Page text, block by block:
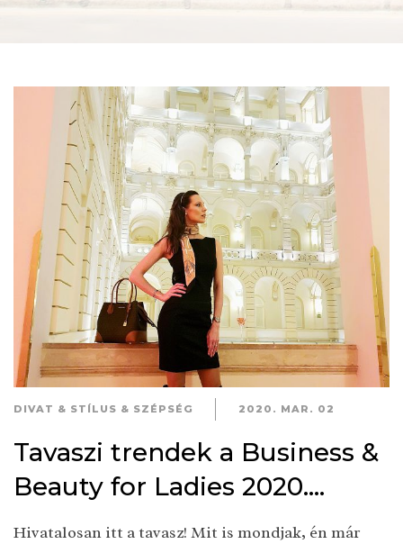
DIVAT & STÍLUS & SZÉPSÉG 2020. MAR. 02
Tavaszi trendek a Business &
Beauty for Ladies 2020....
Hivatalosan itt a tavasz! Mit is mondjak, én már